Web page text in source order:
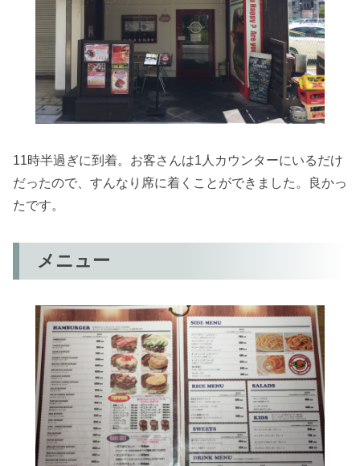
11時半過ぎに到着。お客さんは1人カウンターにいるだけ
だったので、すんなり席に着くことができました。良かっ
たです。
メニュー